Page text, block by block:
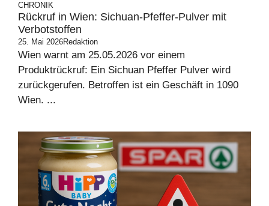
CHRONIK
Rückruf in Wien: Sichuan-Pfeffer-Pulver mit
Verbotstoffen
25. Mai 2026Redaktion
Wien warnt am 25.05.2026 vor einem
Produktrückruf: Ein Sichuan Pfeffer Pulver wird
zurückgerufen. Betroffen ist ein Geschäft in 1090
Wien. ...